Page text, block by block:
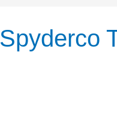
Spyderco